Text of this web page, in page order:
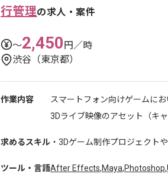
行管理の求人・案件
〜2,450円／時
渋谷（東京都）
作業内容
スマートフォン向けゲームにお
3Dライブ映像のアセット（キ
求めるスキル ・3Dゲーム制作プロジェクト
ツール・言語After Effects,Maya,Photoshop,